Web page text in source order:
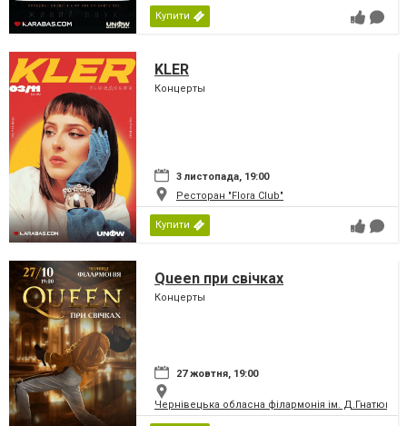
Купити
KLER
Концерты
3 листопада, 19:00
Ресторан "Flora Club"
Купити
Queen при свічках
Концерты
27 жовтня, 19:00
Чернівецька обласна філармонія ім. Д.Гнатюка